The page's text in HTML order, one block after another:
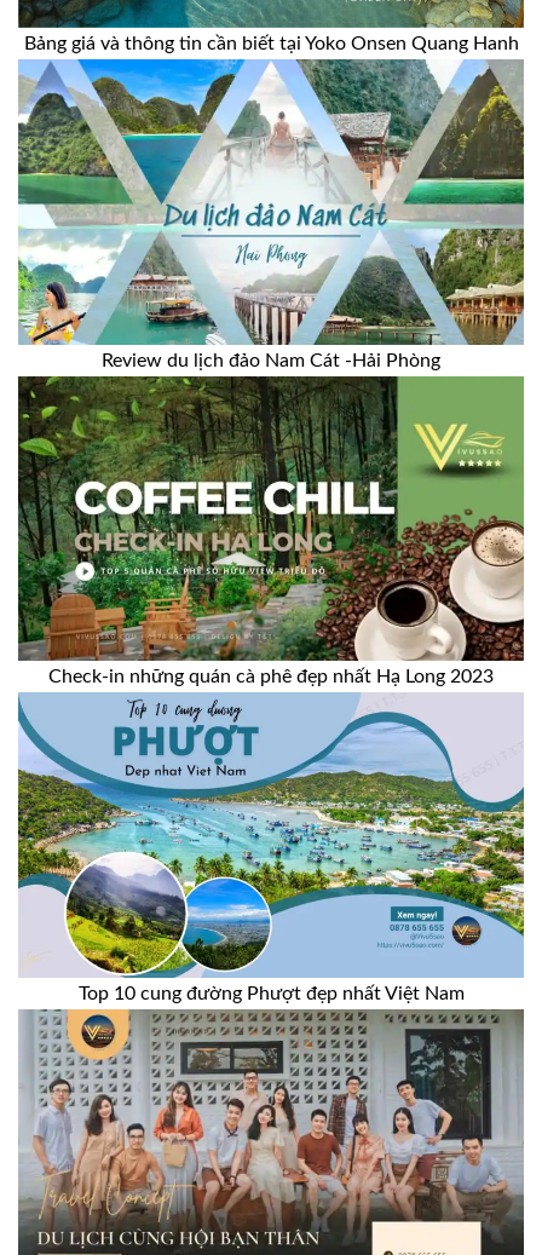
Bảng giá và thông tin cần biết tại Yoko Onsen Quang Hanh
Review du lịch đảo Nam Cát -Hải Phòng
Check-in những quán cà phê đẹp nhất Hạ Long 2023
Top 10 cung đường Phượt đẹp nhất Việt Nam